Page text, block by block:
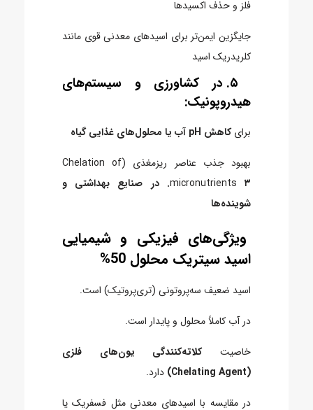
فلز و حذف اکسیدها
جایگزین ایمن‌تر برای اسیدهای معدنی قوی مانند
کلریدریک اسید
۵. در کشاورزی و سیستم‌های
هیدروپونیک:
برایکاهش pH آب یا محلول‌های غذایی گیاه
بهبود جذب عناصر ریزمغذی (Chelation of
micronutrients۳. در صنایع بهداشتی و
شوینده‌ها
ویژگی‌های فیزیکی و شیمیایی
اسید سیتریک محلول 50%
اسید ضعیف سه‌پروتونی (تری‌پروتیک) است.
در آب کاملاً محلول و پایدار است.
خاصیتکلاته‌کنندگی یون‌های فلزی
(Chelating Agent)
دارد.
در مقایسه با اسیدهای معدنی مثل فسفریک یا